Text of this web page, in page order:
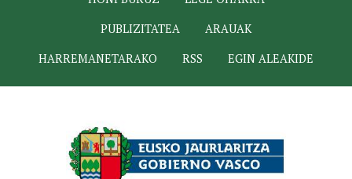
PUBLIZITATEA
ARAUAK
HARREMANETARAKO
RSS EGIN ALEAKIDE